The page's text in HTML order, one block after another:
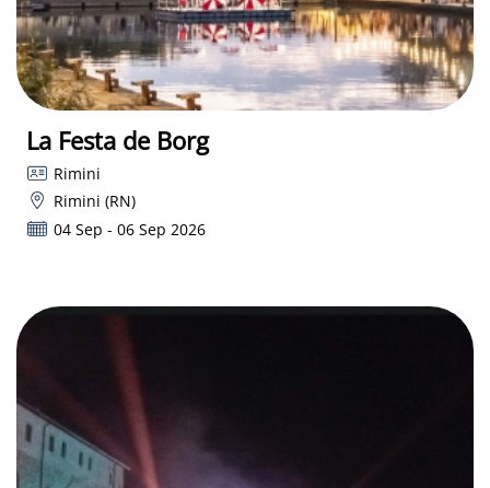
La Festa de Borg
Rimini
Rimini (RN)
04 Sep - 06 Sep 2026